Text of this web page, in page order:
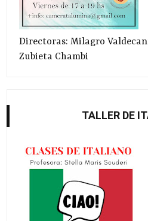
Directoras: Milagro
Zubieta Chambi
TALLER DE